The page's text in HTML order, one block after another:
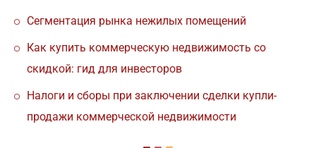
Сегментация рынка нежилых помещений
Как купить коммерческую недвижимость со
скидкой: гид для инвесторов
Налоги и сборы при заключении сделки купли-
продажи коммерческой недвижимости